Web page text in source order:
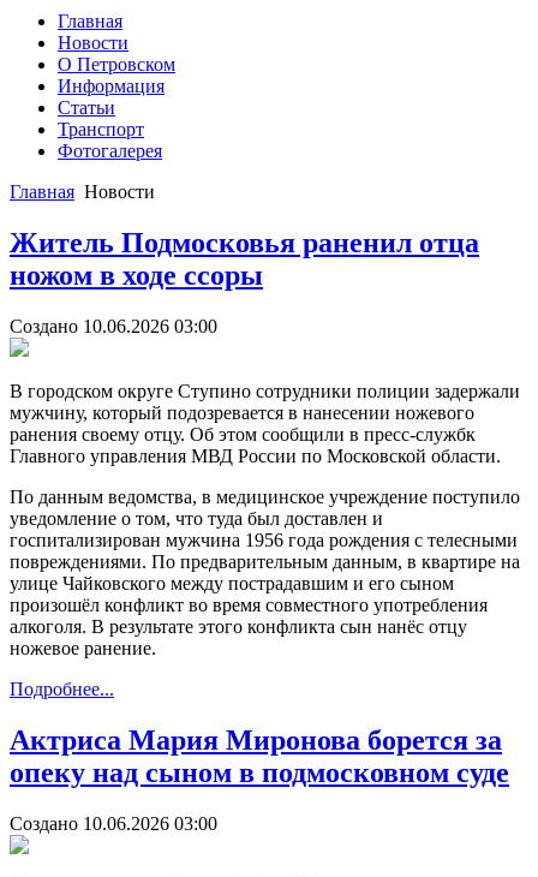
Главная
Новости
О Петровском
Информация
Статьи
Транспорт
Фотогалерея
Главная Новости
Житель Подмосковья раненил отца
ножом в ходе ссоры
Создано 10.06.2026 03:00
В городском округе Ступино сотрудники полиции задержали
мужчину, который подозревается в нанесении ножевого
ранения своему отцу. Об этом сообщили в пресс-службк
Главного управления МВД России по Московской области.
По данным ведомства, в медицинское учреждение поступило
уведомление о том, что туда был доставлен и
госпитализирован мужчина 1956 года рождения с телесными
повреждениями. По предварительным данным, в квартире на
улице Чайковского между пострадавшим и его сыном
произошёл конфликт во время совместного употребления
алкоголя. В результате этого конфликта сын нанёс отцу
ножевое ранение.
Подробнее...
Актриса Мария Миронова борется за
опеку над сыном в подмосковном суде
Создано 10.06.2026 03:00